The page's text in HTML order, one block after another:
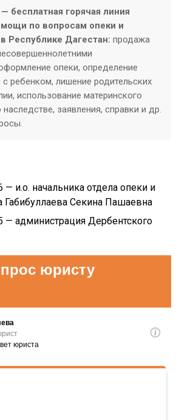
— бесплатная горячая линия
по вопросам опеки и
Республике Дагестан:продажа
опеки, определение
ребенком, лишение родительских
использование материнского
заявления, справки и др.
— и.о. начальника отдела опеки и
Габибуллаева Секина Пашаевна
— администрация Дербентского